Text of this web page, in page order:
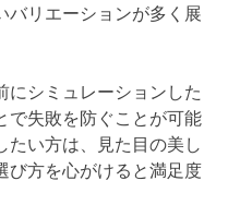
バリエーションが多く展
にシミュレーションした
で失敗を防ぐことが可能
たい方は、見た目の美し
び方を心がけると満足度